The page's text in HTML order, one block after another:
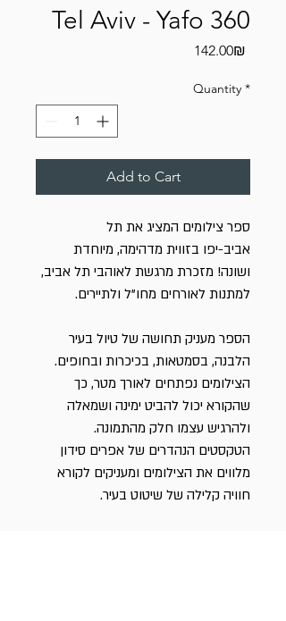
Tel Aviv - Yafo 360
‏142.00 ‏₪
Quantity *
Add to Cart
ספר צילומים המציג את תל
אביב-יפו בזווית מדהימה, מיוחדת
ושונה! מזכרת מרגשת לאוהבי תל אביב,
למתנות לאורחים מחו"ל ולתיירים.
הספר מעניק תחושה של טיול בעיר
הלבנה, בסמטאות, בכיכרות ובחופים.
הצילומים נפתחים לאורך מטר, כך
שהקורא יכול להביט ימינה ושמאלה
ולהרגיש עצמו חלק מהתמונה.
הטקסטים הנהדרים של אפרים סידון
מלווים את הצילומים ומעניקים לקורא
חוויה קלילה של שיטוט בעיר.